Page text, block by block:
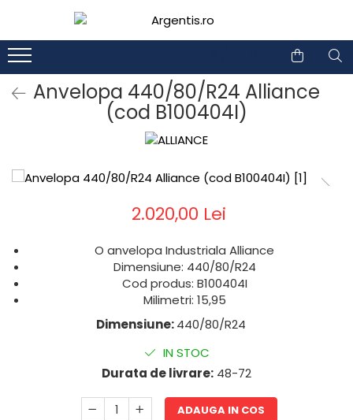
Anvelopa 440/80/R24 Alliance
(cod B100404I)
2.020,00 Lei
O anvelopa Industriala Alliance
Dimensiune: 440/80/R24
Cod produs: B100404I
Milimetri: 15,95
Dimensiune:440/80/R24
IN STOC
Durata de livrare: 48-72
ADAUGA IN COS